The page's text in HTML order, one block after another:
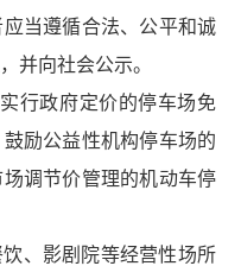
当遵循合法、公平和诚
并向社会公示。
政府定价的停车场免
励公益性机构停车场的
调节价管理的机动车停
、影剧院等经营性场所